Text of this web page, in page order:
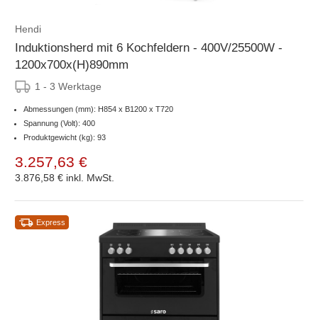
Hendi
Induktionsherd mit 6 Kochfeldern - 400V/25500W -
1200x700x(H)890mm
1 - 3 Werktage
Abmessungen (mm): H854 x B1200 x T720
Spannung (Volt): 400
Produktgewicht (kg): 93
3.257,63 €
3.876,58 € inkl. MwSt.
Express